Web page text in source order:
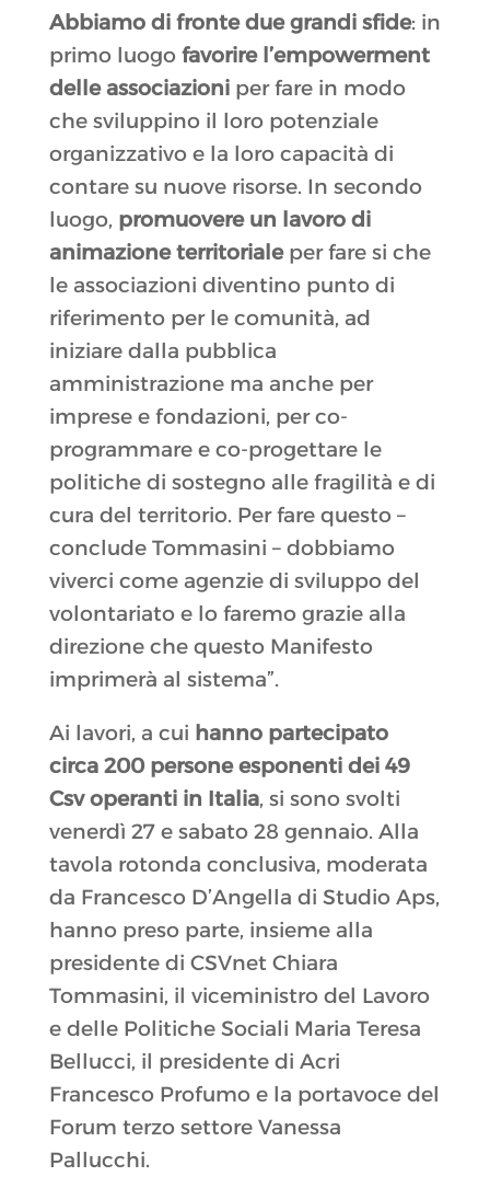
Abbiamo di fronte due grandi sfide: in
primo luogo favorire l’empowerment
delle associazioniper fare in modo
che sviluppino il loro potenziale
organizzativo e la loro capacità di
contare su nuove risorse. In secondo
luogo, promuovere un lavoro di
animazione territorialeper fare si che
le associazioni diventino punto di
riferimento per le comunità, ad
iniziare dalla pubblica
amministrazione ma anche per
imprese e fondazioni, per co-
programmare e co-progettare le
politiche di sostegno alle fragilità e di
cura del territorio. Per fare questo –
conclude Tommasini – dobbiamo
viverci come agenzie di sviluppo del
volontariato e lo faremo grazie alla
direzione che questo Manifesto
imprimerà al sistema”.
Ai lavori, a cui hanno partecipato
circa 200 persone esponenti dei 49
Csv operanti in Italia, si sono svolti
venerdì 27 e sabato 28 gennaio. Alla
tavola rotonda conclusiva, moderata
da Francesco D’Angella di Studio Aps,
hanno preso parte, insieme alla
presidente di CSVnet Chiara
Tommasini, il viceministro del Lavoro
e delle Politiche Sociali Maria Teresa
Bellucci, il presidente di Acri
Francesco Profumo e la portavoce del
Forum terzo settore Vanessa
Pallucchi.